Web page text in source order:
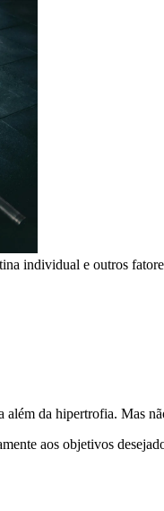
individual e outros
da hipertrofia. Mas
aos objetivos